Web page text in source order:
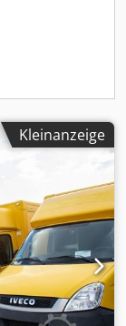
von
kW (106 PS)
verfügt über
mm Höhe,
sind unter
Laderaum und
beträgt
lackiert und
Klein-
Kleinanzeige